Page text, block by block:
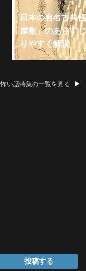
2021年『殿堂
い話』総まとめ
怖い話特集の一覧を見る
投稿する